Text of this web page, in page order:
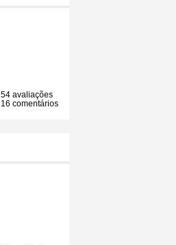
54 avaliações
16 comentários